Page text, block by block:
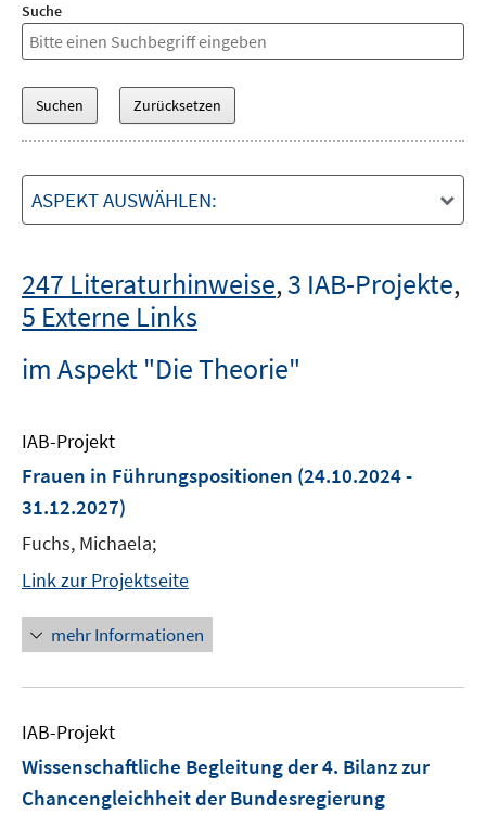
Suche
ASPEKT AUSWÄHLEN:
247 Literaturhinweise,3 IAB-Projekte,
5 Externe Links
im Aspekt "Die Theorie"
IAB-Projekt
Frauen in Führungspositionen (24.10.2024 -
31.12.2027)
Fuchs, Michaela;
Link zur Projektseite
mehr Informationen
IAB-Projekt
Wissenschaftliche Begleitung der 4. Bilanz zur
Chancengleichheit der Bundesregierung